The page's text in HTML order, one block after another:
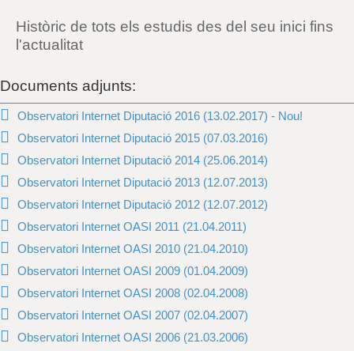
Històric de tots els estudis des del seu inici fins
l'actualitat
Documents adjunts:
Observatori Internet Diputació 2016 (13.02.2017) - Nou!
Observatori Internet Diputació 2015 (07.03.2016)
Observatori Internet Diputació 2014 (25.06.2014)
Observatori Internet Diputació 2013 (12.07.2013)
Observatori Internet Diputació 2012 (12.07.2012)
Observatori Internet OASI 2011 (21.04.2011)
Observatori Internet OASI 2010 (21.04.2010)
Observatori Internet OASI 2009 (01.04.2009)
Observatori Internet OASI 2008 (02.04.2008)
Observatori Internet OASI 2007 (02.04.2007)
Observatori Internet OASI 2006 (21.03.2006)